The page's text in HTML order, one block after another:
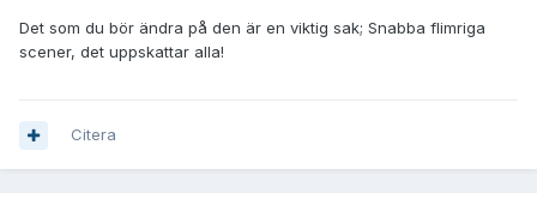
Det som du bör ändra på den är en viktig sak; Snabba flimriga
scener, det uppskattar alla!
Citera